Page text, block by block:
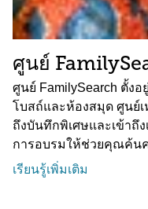
ศูนย์
ศูนย์ FamilySearch ตั้ง
โบสถ์และห้องสมุด ศูนย์
ถึงบันทึกพิเศษและเข้าถึ
การอบรมให้ช่วยคุณค้น
เรียนรู้เพิ่มเติม